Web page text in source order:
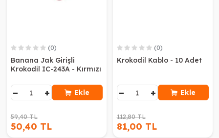
(0)
Banana Jak Girişli
Krokodil IC-243A - Kırmızı
− + Ekle
59,40 TL
50,40 TL
(0)
Krokodil Kablo - 10 Adet
− + Ekle
112,80 TL
81,00 TL